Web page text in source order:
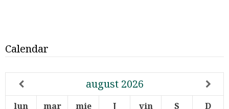
Calendar
august 2026
lun mar mie J vin S
D